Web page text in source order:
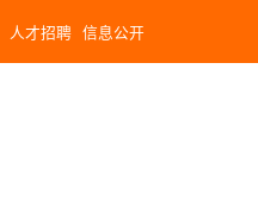
人才招聘 信息公开